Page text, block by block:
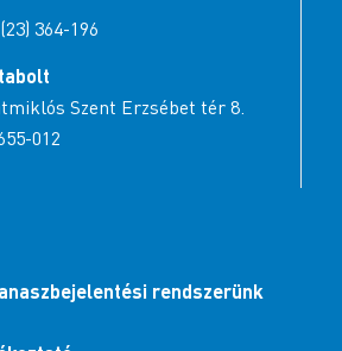
364-196
Szent Erzsébet tér 8.
012
rendszerünk